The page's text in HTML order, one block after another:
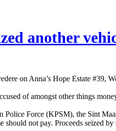
another
on Anna’s Hope Estate #39,
of amongst other things
Force (KPSM), the Sint
not pay. Proceeds seized